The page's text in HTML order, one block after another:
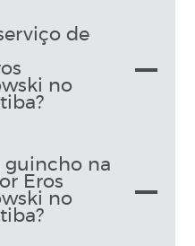
de
no
guincho na
Eros
no